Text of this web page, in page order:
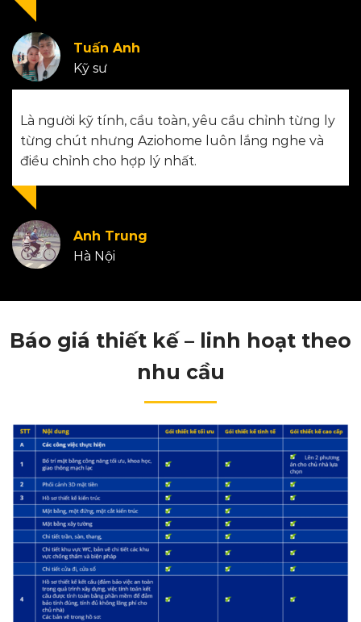
Tuấn Anh
Kỹ sư
Là người kỹ tính, cầu toàn, yêu cầu chỉnh từng ly
từng chút nhưng Aziohome luôn lắng nghe và
điều chỉnh cho hợp lý nhất.
Anh Trung
Hà Nội
Báo giá thiết kế – linh hoạt theo
nhu cầu